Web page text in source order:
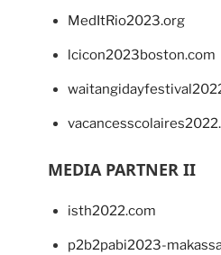
MedItRio2023.org
lcicon2023boston.com
MEDIA PARTNER II
isth2022.com
p2b2pabi2023-